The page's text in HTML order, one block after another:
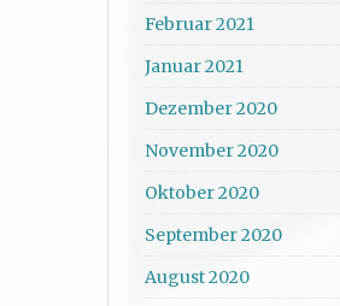
Februar 2021
Januar 2021
Dezember 2020
November 2020
Oktober 2020
September 2020
August 2020